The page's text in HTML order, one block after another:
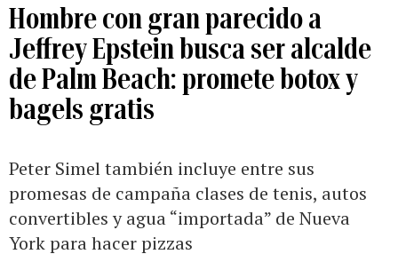
Hombre con gran parecido a
Jeffrey Epstein busca ser alcalde
de Palm Beach: promete botox y
bagels gratis
Peter Simel también incluye entre sus
promesas de campaña clases de tenis, autos
convertibles y agua “importada” de Nueva
York para hacer pizzas